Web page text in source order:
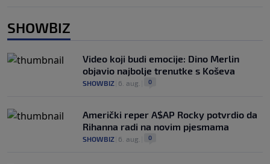
SHOWBIZ
Video koji budi emocije: Dino Merlin
objavio najbolje trenutke s Koševa
SHOWBIZ 6. aug. 0
Američki reper A$AP Rocky potvrdio da
Rihanna radi na novim pjesmama
SHOWBIZ 6. aug. 0